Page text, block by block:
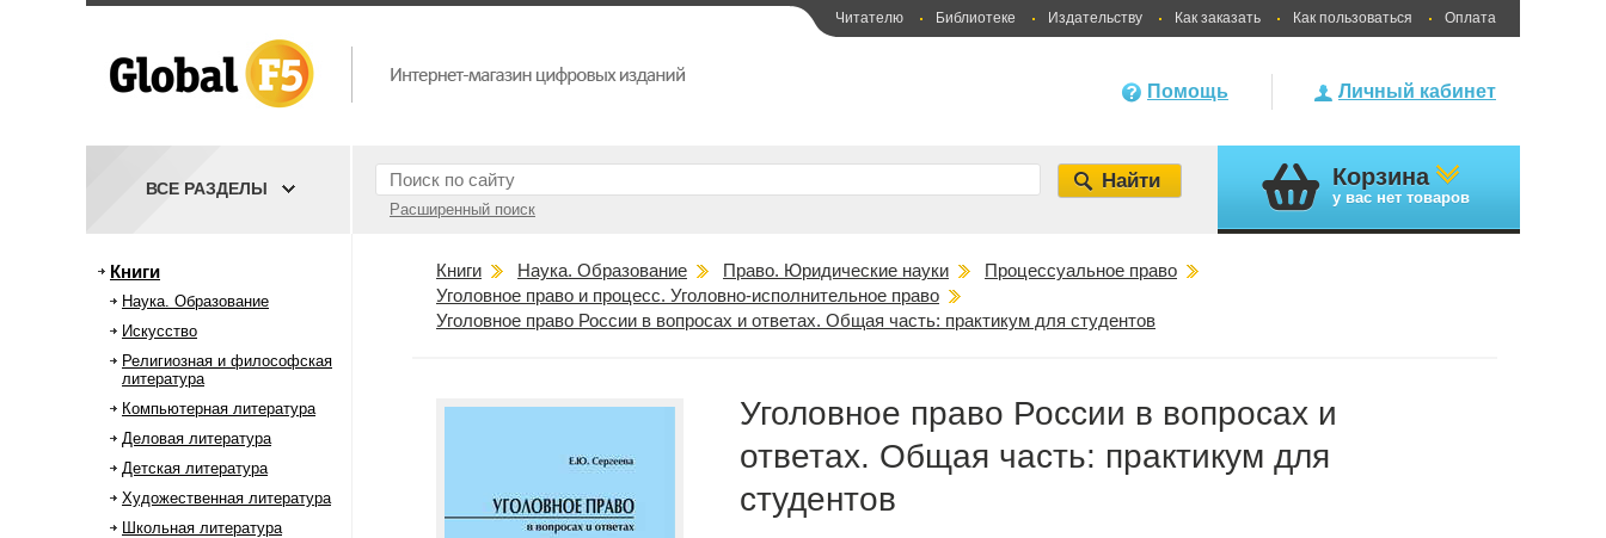
Читателю Библиотеке Издательству Как заказать Как пользоваться Оплата
Личный кабинет
Помощь
Расширенный поиск
ВСЕ РАЗДЕЛЫ Корзина
у вас нет товаров
Книги
Наука. Образование
Искусство
Религиозная и философская
литература
Компьютерная литература
Деловая литература
Детская литература
Художественная литература
Школьная литература
Книги Наука. Образование Право. Юридические науки
Процессуальное право
Уголовное право и процесс. Уголовно-исполнительное право
Уголовное право России в вопросах и ответах. Общая часть: практикум для студентов
Уголовное право России в вопросах и
ответах. Общая часть: практикум для
студентов